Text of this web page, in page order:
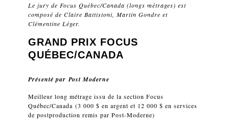
Le jury de Focus Québec/Canada (longs métrages) est
composé de Claire Battistoni, Martin Gondre et
Clémentine Léger.
GRAND PRIX FOCUS
QUÉBEC/CANADA
Présenté parPost Moderne
Meilleur long métrage issu de la section Focus
Québec/Canada (3 000 $ en argent et 12 000 $ en services
de postproduction remis par Post-Moderne)